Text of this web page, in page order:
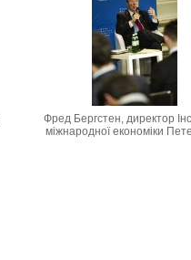
Фред Бергстен, директор
міжнародної економіки